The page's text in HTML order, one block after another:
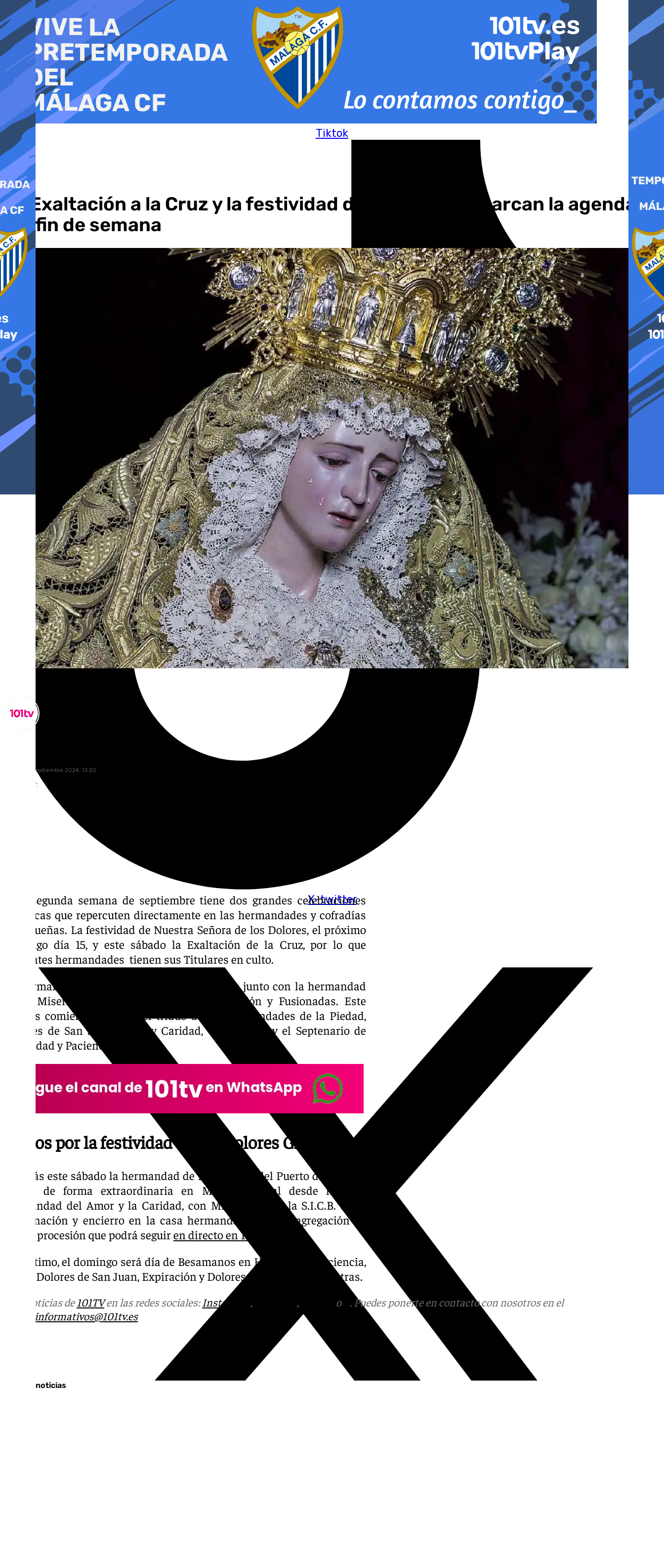
al
contenido
Tiktok
X-twitter
La Exaltación a la Cruz y la festividad de los Dolores marcan la agenda
del fin de semana
viernes, 13 septiembre 2024, 13:20
Compartir:
Esta segunda semana de septiembre tiene dos grandes celebraciones
litúrgicas que repercuten directamente en las hermandades y cofradías
malagueñas. La festividad de Nuestra Señora de los Dolores, el próximo
domingo día 15, y este sábado la Exaltación de la Cruz, por lo que
bastantes hermandades tienen sus Titulares en culto.
La hermandad de Santa Cruz realiza su triduo junto con la hermandad
de la Misericordia, la hermandad de Crucifixión y Fusionadas. Este
viernes comienza también el triduo de las hermandades de la Piedad,
Dolores de San Juan, Amor y Caridad, Expiración y el Septenario de
Humildad y Paciencia.
Cultos por la festividad de los Dolores Gloriosos
Además este sábado la hermandad de los Dolores del Puerto de la Torre
saldrá de forma extraordinaria en Málaga capital desde la casa
hermandad del Amor y la Caridad, con Misa Solemne la S.I.C.B. de la
Encarnación y encierro en la casa hermandad de la Congregación de
Mena, procesión que podrá seguiren directo en 101tv
Por último, el domingo será día de Besamanos en Humildad y Paciencia,
Amor, Dolores de San Juan, Expiración y Dolores del Puente, entre otras.
Más noticias de101TVen las redes sociales:Instagram , , o
. Puedes ponerte en contacto con nosotros en el
informativos@101tv.es
Últimas noticias